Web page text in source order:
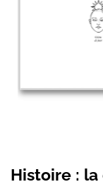
Histoire :